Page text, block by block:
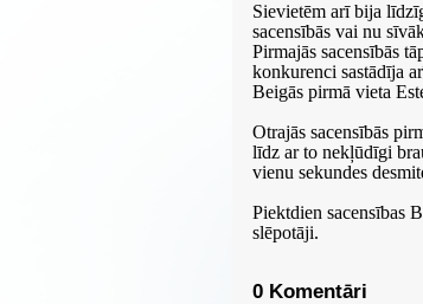
Sievietēm arī bija
sacensībās vai nu
Pirmajās sacensībās
konkurenci sastādīja
Beigās pirmā vieta
Otrajās sacensībās
līdz ar to nekļūdīgi
vienu sekundes
Piektdien sacensības
slēpotāji.
0 Komentāri